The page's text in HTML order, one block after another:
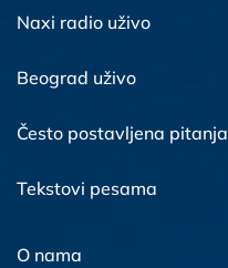
Naxi radio uživo
Beograd uživo
Često postavljena pitanja
Tekstovi pesama
O nama